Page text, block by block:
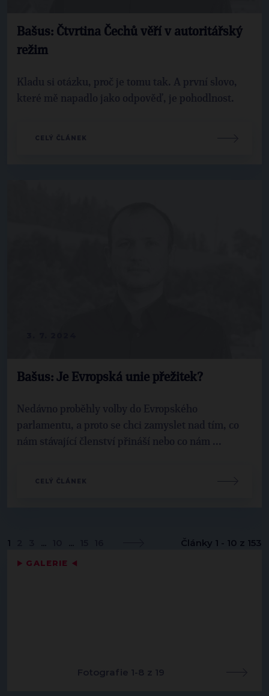
Bašus: Čtvrtina Čechů věří v autoritářský
režim
Kladu si otázku, proč je tomu tak. A první slovo,
které mě napadlo jako odpověď, je pohodlnost.
CELÝ ČLÁNEK
Bašus: Je Evropská unie přežitek?
Nedávno proběhly volby do Evropského
parlamentu, a proto se chci zamyslet nad tím, co
nám stávající členství přináší nebo co nám ...
CELÝ ČLÁNEK
1 ... ... Články 1 - 10 z 153
▶ GALERIE ◀
Fotografie 1-8 z 19